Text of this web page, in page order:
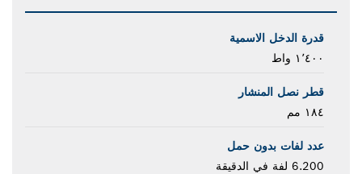
قدرة الدخل الاسمية
١٬٤٠٠ واط
قطر نصل المنشار
١٨٤ مم
عدد لفات بدون حمل
6.200 لفة في الدقيقة